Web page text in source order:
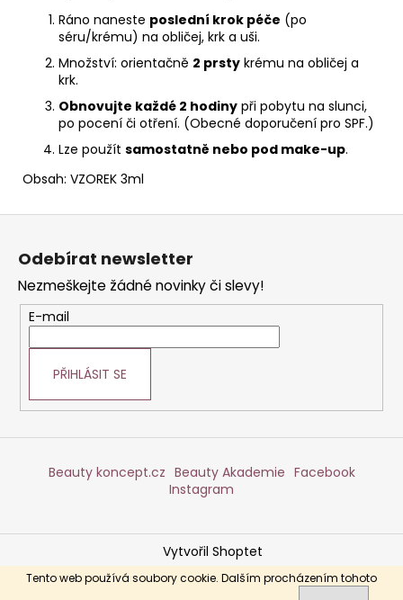
Tento web používá soubory cookie. Dalším procházením tohoto
Ráno naneste poslední krok péče (po
séru/krému) na obličej, krk a uši.
Množství: orientačně 2 prsty krému na obličej a
krk.
Obnovujte každé 2 hodiny při pobytu na slunci,
po pocení či otření. (Obecné doporučení pro SPF.)
Lze použít samostatně nebo pod make-up.
Obsah: VZOREK 3ml
Z
Odebírat newsletter
Nezmeškejte žádné novinky či slevy!
E-mail
PŘIHLÁSIT SE
Beauty koncept.cz Beauty Akademie Facebook
Instagram
Vytvořil Shoptet
Copyright 2026DERMABEAUTY. Všechna práva